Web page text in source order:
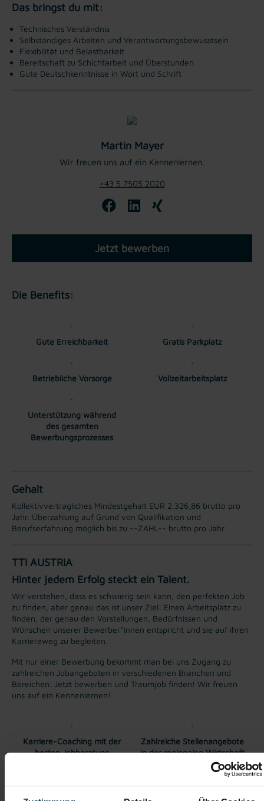
Das bringst du mit:
Technisches Verständnis
Selbständiges Arbeiten und Verantwortungsbewusstsein
Flexibilität und Belastbarkeit
Bereitschaft zu Schichtarbeit und Überstunden
Gute Deutschkenntnisse in Wort und Schrift
Martin Mayer
Wir freuen uns auf ein Kennenlernen.
+43 5 7505 2020
Jetzt bewerben
Die Benefits:
Gute Erreichbarkeit Gratis Parkplatz
Betriebliche Vorsorge Vollzeitarbeitsplatz
Unterstützung während
des gesamten
Bewerbungsprozesses
Gehalt
Kollektivvertragliches Mindestgehalt EUR 2.326,86 brutto pro
Jahr. Überzahlung auf Grund von Qualifikation und
Berufserfahrung möglich bis zu --ZAHL-- brutto pro Jahr
TTI AUSTRIA
Hinter jedem Erfolg steckt ein Talent.
Wir verstehen, dass es schwierig sein kann, den perfekten Job
zu finden, aber genau das ist unser Ziel: Einen Arbeitsplatz zu
finden, der genau den Vorstellungen, Bedürfnissen und
Wünschen unserer Bewerber*innen entspricht und sie auf ihren
Karriereweg zu begleiten.
Mit nur einer Bewerbung bekommt man bei uns Zugang zu
zahlreichen Jobangeboten in verschiedenen Branchen und
Bereichen. Jetzt bewerben und Traumjob finden! Wir freuen
uns auf ein Kennenlernen!
Karriere-Coaching mit der
besten Jobberatung
Zahlreiche Stellenangebote
in der regionalen Wirtschaft
mit nur 1 Bewerbung